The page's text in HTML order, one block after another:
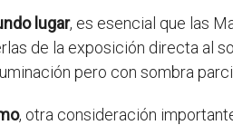
lugar, es esencial que las
de la exposición directa al
pero con sombra
, otra consideración